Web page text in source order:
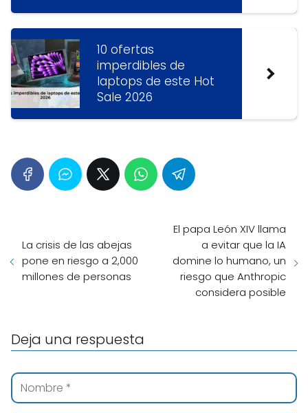
10 ofertas
imperdibles de
laptops de este Hot
Sale 2026
La crisis de las abejas
pone en riesgo a 2,000
millones de personas
El papa León XIV llama
a evitar que la IA
domine lo humano, un
riesgo que Anthropic
considera posible
Deja una respuesta